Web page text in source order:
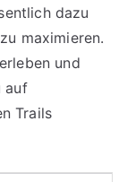
dazu
maximieren.
und
auf
Trails